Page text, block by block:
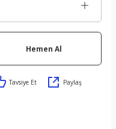
Hemen Al
Tavsiye Et Paylaş